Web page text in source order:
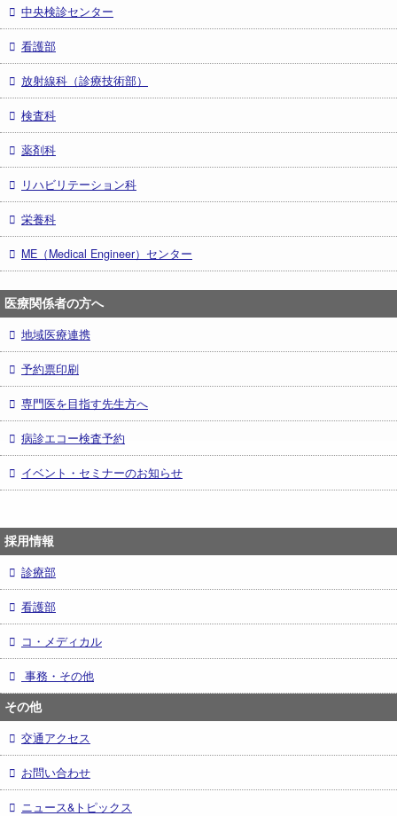
中央検診センター
看護部
放射線科（診療技術部）
検査科
薬剤科
リハビリテーション科
栄養科
ME（Medical Engineer）センター
医療関係者の方へ
地域医療連携
予約票印刷
専門医を目指す先生方へ
病診エコー検査予約
イベント・セミナーのお知らせ
採用情報
診療部
看護部
コ・メディカル
事務・その他
その他
交通アクセス
お問い合わせ
ニュース&トピックス